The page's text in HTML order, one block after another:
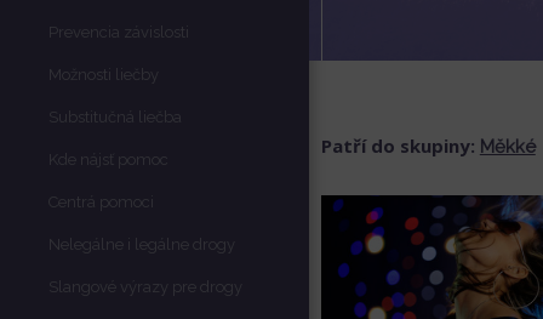
Prevencia závislosti
Možnosti liečby
Substitučná liečba
Kde nájsť pomoc
Centrá pomoci
Nelegálne i legálne drogy
Slangové výrazy pre drogy
Patří do skupiny: Měkké